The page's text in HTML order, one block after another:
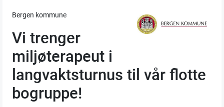
Bergen kommune
Vi trenger
miljøterapeut i
langvaktsturnus til vår flotte
bogruppe!